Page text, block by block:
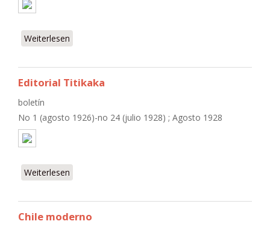
Weiterlesen
Editorial Titikaka
boletín
No 1 (agosto 1926)-no 24 (julio 1928) ; Agosto 1928
Weiterlesen
Chile moderno